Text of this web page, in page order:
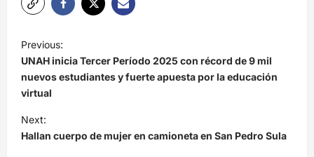
N
a
v
e
g
a
Previous:
UNAH inicia Tercer Período 2025 con récord de 9 mil
nuevos estudiantes y fuerte apuesta por la educación
virtual
Next:
Hallan cuerpo de mujer en camioneta en San Pedro Sula